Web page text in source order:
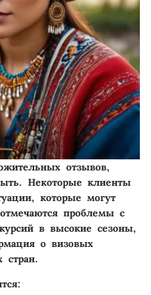
отзывов,
Некоторые клиенты
которые могут
проблемы с
в высокие сезоны,
о визовых
стран.